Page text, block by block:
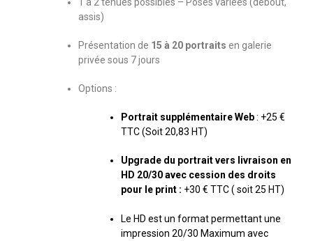
assis)
Présentation de 15 à 20 portraits en galerie
privée sous 7 jours
Options :
Portrait supplémentaire Web: +25 €
TTC (Soit 20,83 HT)
Upgrade du portrait vers livraison en
HD 20/30 avec cession des droits
pour le print : +30 € TTC ( soit 25 HT)
Le HD est un format permettant une
impression 20/30 Maximum avec